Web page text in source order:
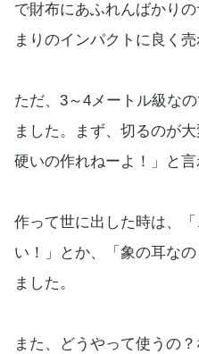
で財布にあふれんばかり
まりのインパクトに良く売
ただ、3～4メートル級な
ました。まず、切るのが
硬いの作れねーよ！」と
作って世に出した時は、
い！」とか、「象の耳な
ました。
また、どうやって使うの